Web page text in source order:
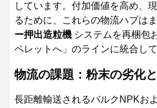
しています。付加価値を高め、
るために、これらの物流ハブは
ー押出造粒機 システムを再梱包
ペレットへ」のラインに統合して
物流の課題：粉末の劣化
長距離輸送されるバルクNPKお